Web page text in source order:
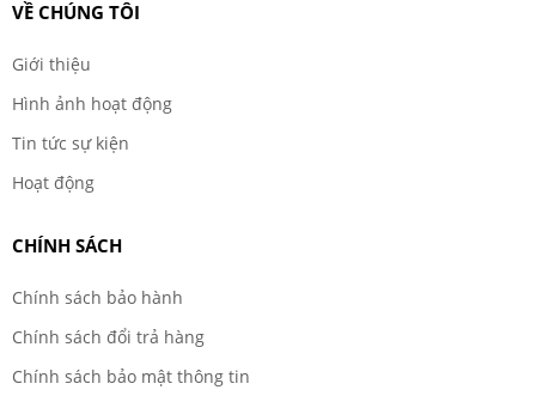
VỀ CHÚNG TÔI
Giới thiệu
Hình ảnh hoạt động
Tin tức sự kiện
Hoạt động
CHÍNH SÁCH
Chính sách bảo hành
Chính sách đổi trả hàng
Chính sách bảo mật thông tin